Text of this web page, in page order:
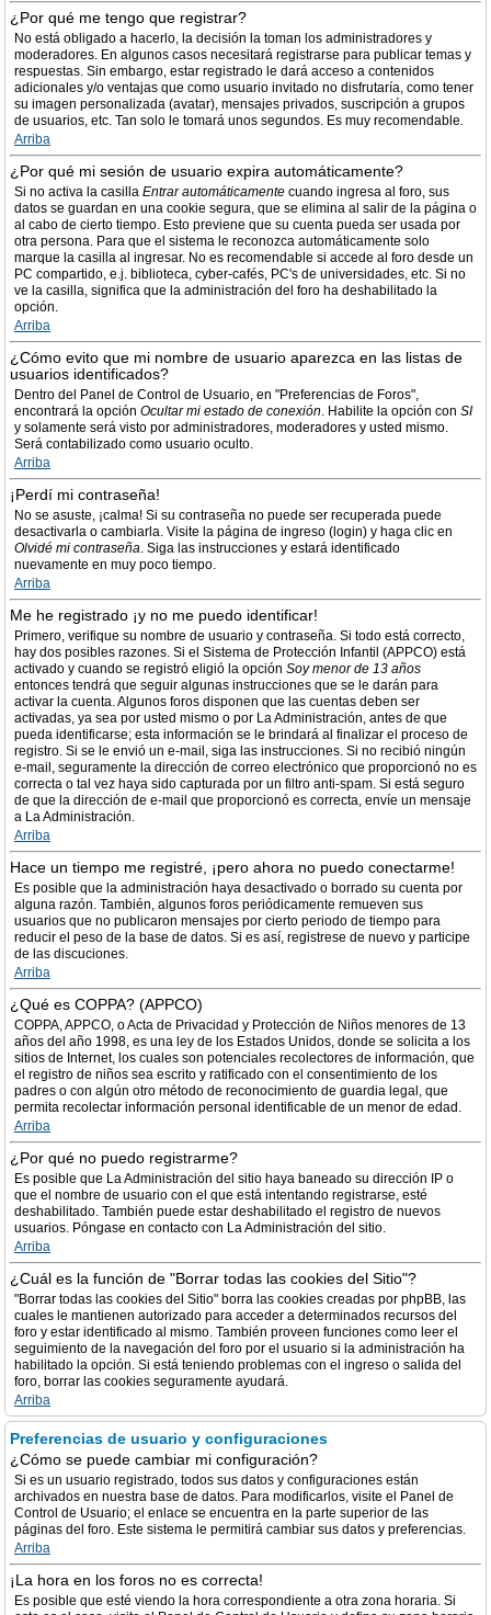
¿Por qué me tengo que registrar?
No está obligado a hacerlo, la decisión la toman los administradores y
moderadores. En algunos casos necesitará registrarse para publicar temas y
respuestas. Sin embargo, estar registrado le dará acceso a contenidos
adicionales y/o ventajas que como usuario invitado no disfrutaría, como tener
su imagen personalizada (avatar), mensajes privados, suscripción a grupos
de usuarios, etc. Tan solo le tomará unos segundos. Es muy recomendable.
Arriba
¿Por qué mi sesión de usuario expira automáticamente?
Si no activa la casilla Entrar automáticamente cuando ingresa al foro, sus
datos se guardan en una cookie segura, que se elimina al salir de la página o
al cabo de cierto tiempo. Esto previene que su cuenta pueda ser usada por
otra persona. Para que el sistema le reconozca automáticamente solo
marque la casilla al ingresar. No es recomendable si accede al foro desde un
PC compartido, e.j. biblioteca, cyber-cafés, PC's de universidades, etc. Si no
ve la casilla, significa que la administración del foro ha deshabilitado la
opción.
Arriba
¿Cómo evito que mi nombre de usuario aparezca en las listas de
usuarios identificados?
Dentro del Panel de Control de Usuario, en "Preferencias de Foros",
encontrará la opción Ocultar mi estado de conexión. Habilite la opción con SI
y solamente será visto por administradores, moderadores y usted mismo.
Será contabilizado como usuario oculto.
Arriba
¡Perdí mi contraseña!
No se asuste, ¡calma! Si su contraseña no puede ser recuperada puede
desactivarla o cambiarla. Visite la página de ingreso (login) y haga clic en
Olvidé mi contraseña. Siga las instrucciones y estará identificado
nuevamente en muy poco tiempo.
Arriba
Me he registrado ¡y no me puedo identificar!
Primero, verifique su nombre de usuario y contraseña. Si todo está correcto,
hay dos posibles razones. Si el Sistema de Protección Infantil (APPCO) está
activado y cuando se registró eligió la opción Soy menor de 13 años
entonces tendrá que seguir algunas instrucciones que se le darán para
activar la cuenta. Algunos foros disponen que las cuentas deben ser
activadas, ya sea por usted mismo o por La Administración, antes de que
pueda identificarse; esta información se le brindará al finalizar el proceso de
registro. Si se le envió un e-mail, siga las instrucciones. Si no recibió ningún
e-mail, seguramente la dirección de correo electrónico que proporcionó no es
correcta o tal vez haya sido capturada por un filtro anti-spam. Si está seguro
de que la dirección de e-mail que proporcionó es correcta, envíe un mensaje
a La Administración.
Arriba
Hace un tiempo me registré, ¡pero ahora no puedo conectarme!
Es posible que la administración haya desactivado o borrado su cuenta por
alguna razón. También, algunos foros periódicamente remueven sus
usuarios que no publicaron mensajes por cierto periodo de tiempo para
reducir el peso de la base de datos. Si es así, registrese de nuevo y participe
de las discuciones.
Arriba
¿Qué es COPPA? (APPCO)
COPPA, APPCO, o Acta de Privacidad y Protección de Niños menores de 13
años del año 1998, es una ley de los Estados Unidos, donde se solicita a los
sitios de Internet, los cuales son potenciales recolectores de información, que
el registro de niños sea escrito y ratificado con el consentimiento de los
padres o con algún otro método de reconocimiento de guardia legal, que
permita recolectar información personal identificable de un menor de edad.
Arriba
¿Por qué no puedo registrarme?
Es posible que La Administración del sitio haya baneado su dirección IP o
que el nombre de usuario con el que está intentando registrarse, esté
deshabilitado. También puede estar deshabilitado el registro de nuevos
usuarios. Póngase en contacto con La Administración del sitio.
Arriba
¿Cuál es la función de "Borrar todas las cookies del Sitio"?
"Borrar todas las cookies del Sitio" borra las cookies creadas por phpBB, las
cuales le mantienen autorizado para acceder a determinados recursos del
foro y estar identificado al mismo. También proveen funciones como leer el
seguimiento de la navegación del foro por el usuario si la administración ha
habilitado la opción. Si está teniendo problemas con el ingreso o salida del
foro, borrar las cookies seguramente ayudará.
Arriba
Preferencias de usuario y configuraciones
¿Cómo se puede cambiar mi configuración?
Si es un usuario registrado, todos sus datos y configuraciones están
archivados en nuestra base de datos. Para modificarlos, visite el Panel de
Control de Usuario; el enlace se encuentra en la parte superior de las
páginas del foro. Este sistema le permitirá cambiar sus datos y preferencias.
Arriba
¡La hora en los foros no es correcta!
Es posible que esté viendo la hora correspondiente a otra zona horaria. Si